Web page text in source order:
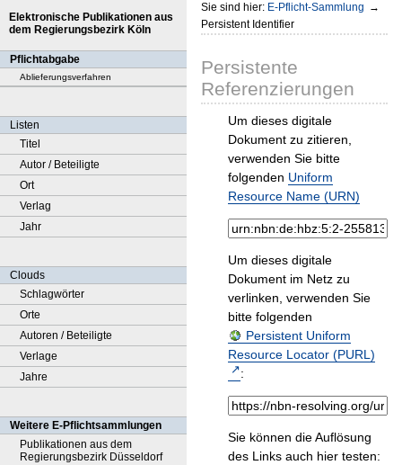
Elektronische Publikationen aus
dem Regierungsbezirk Köln
Pflichtabgabe
Ablieferungsverfahren
Listen
Titel
Autor / Beteiligte
Ort
Verlag
Jahr
Clouds
Schlagwörter
Orte
Autoren / Beteiligte
Verlage
Jahre
Weitere E-Pflichtsammlungen
Publikationen aus dem
Regierungsbezirk Düsseldorf
Sie sind hier: E-Pflicht-Sammlung →
Persistent Identifier
Persistente
Referenzierungen
Um dieses digitale
Dokument zu zitieren,
verwenden Sie bitte
folgenden Uniform
Resource Name (URN)
Um dieses digitale
Dokument im Netz zu
verlinken, verwenden Sie
bitte folgenden
Persistent Uniform
Resource Locator (PURL)
:
Sie können die Auflösung
des Links auch hier testen: